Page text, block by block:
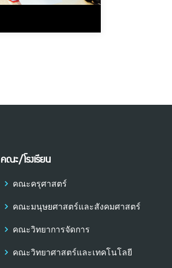
คณะ/โรงเรียน
คณะครุศาสตร์
คณะมนุษยศาสตร์และสังคมศาสตร์
คณะวิทยาการจัดการ
คณะวิทยาศาสตร์และเทคโนโลยี